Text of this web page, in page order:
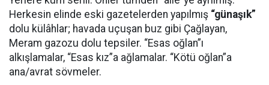
Herkesin elinde eski gazetelerden yapılmış “günaşık”
dolu külâhlar; havada uçuşan buz gibi Çağlayan,
Meram gazozu dolu tepsiler. “Esas oğlan”ı
alkışlamalar, “Esas kız”a ağlamalar. “Kötü oğlan”a
ana/avrat sövmeler.